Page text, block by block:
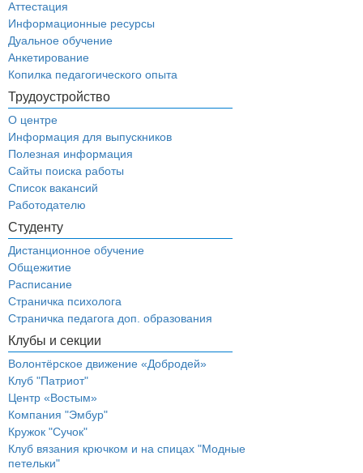
Аттестация
Информационные ресурсы
Дуальное обучение
Анкетирование
Копилка педагогического опыта
Трудоустройство
О центре
Информация для выпускников
Полезная информация
Сайты поиска работы
Список вакансий
Работодателю
Студенту
Дистанционное обучение
Общежитие
Расписание
Страничка психолога
Страничка педагога доп. образования
Клубы и секции
Волонтёрское движение «Добродей»
Клуб "Патриот"
Центр «Востым»
Компания "Эмбур"
Кружок "Сучок"
Клуб вязания крючком и на спицах "Модные
петельки"